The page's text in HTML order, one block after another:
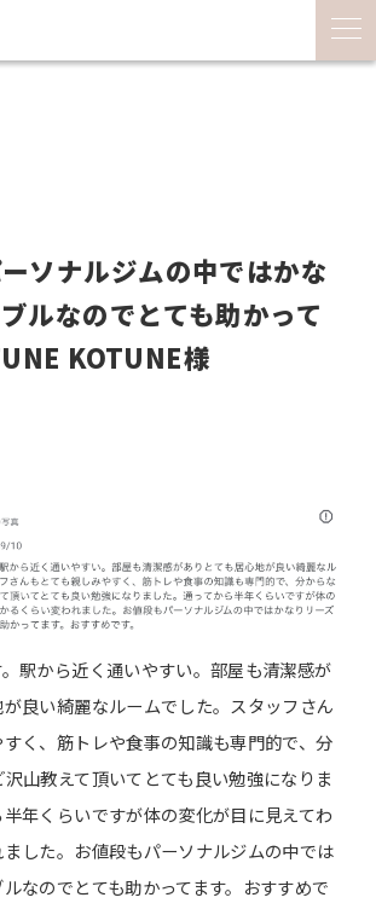
ソナルジムの中ではかな
ルなのでとても助かって
KOTUNE様
駅から近く通いやすい。部屋も清潔感が
良い綺麗なルームでした。スタッフさん
く、筋トレや食事の知識も専門的で、分
山教えて頂いてとても良い勉強になりま
半年くらいですが体の変化が目に見えてわ
した。お値段もパーソナルジムの中では
なのでとても助かってます。おすすめで